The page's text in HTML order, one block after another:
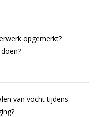
opgemerkt?
van vocht tijdens